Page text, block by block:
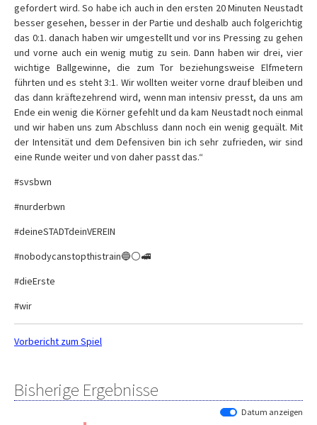
gefordert wird. So habe ich auch in den ersten 20 Minuten Neustadt
besser gesehen, besser in der Partie und deshalb auch folgerichtig
das 0:1. danach haben wir umgestellt und vor ins Pressing zu gehen
und vorne auch ein wenig mutig zu sein. Dann haben wir drei, vier
wichtige Ballgewinne, die zum Tor beziehungsweise Elfmetern
führten und es steht 3:1. Wir wollten weiter vorne drauf bleiben und
das dann kräftezehrend wird, wenn man intensiv presst, da uns am
Ende ein wenig die Körner gefehlt und da kam Neustadt noch einmal
und wir haben uns zum Abschluss dann noch ein wenig gequält. Mit
der Intensität und dem Defensiven bin ich sehr zufrieden, wir sind
eine Runde weiter und von daher passt das.“
#svsbwn
#nurderbwn
#deineSTADTdeinVEREIN
#nobodycanstopthistrain🔵⚪️🚅
#dieErste
#wir
Vorbericht zum Spiel
Bisherige Ergebnisse
Datum anzeigen